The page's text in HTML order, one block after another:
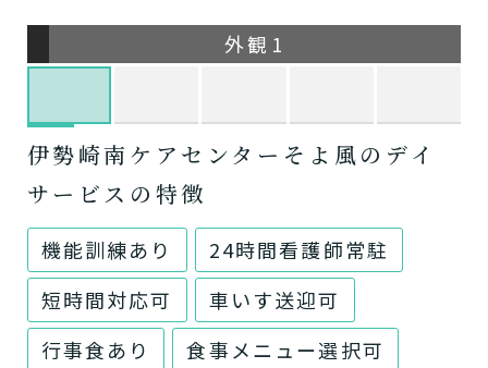
外観1
伊勢崎南ケアセンターそよ風のデイ
サービスの特徴
機能訓練あり
24時間看護師常駐
短時間対応可
車いす送迎可
行事食あり
食事メニュー選択可